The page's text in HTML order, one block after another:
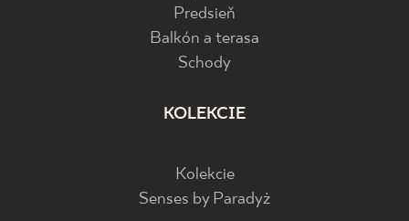
Predsieň
Balkón a terasa
Schody
KOLEKCIE
Kolekcie
Senses by Paradyż